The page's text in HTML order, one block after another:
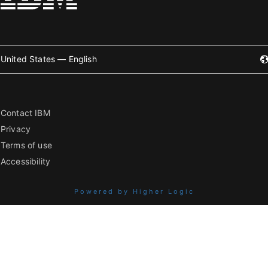
United States — English
Contact IBM
Privacy
Terms of use
Accessibility
Powered by Higher Logic